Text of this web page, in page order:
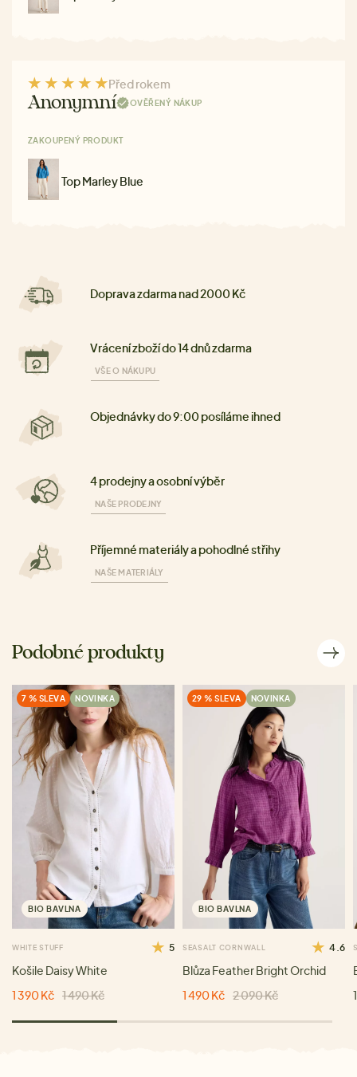
Před rokem
Anonymní OVĚŘENÝ NÁKUP
ZAKOUPENÝ PRODUKT
Top Marley Blue
Doprava zdarma nad 2000 Kč
Vrácení zboží do 14 dnů zdarma
VŠE O NÁKUPU
Objednávky do 9:00 posíláme ihned
4 prodejny a osobní výběr
NAŠE PRODEJNY
Příjemné materiály a pohodlné střihy
NAŠE MATERIÁLY
Podobné produkty
7 % SLEVA NOVINKA
BIO BAVLNA
WHITE STUFF 5
Košile Daisy White
1 390 Kč 1 490 Kč
29 % SLEVA NOVINKA
BIO BAVLNA
SEASALT CORNWALL 4.6
Blůza Feather Bright Orchid
1 490 Kč 2 090 Kč